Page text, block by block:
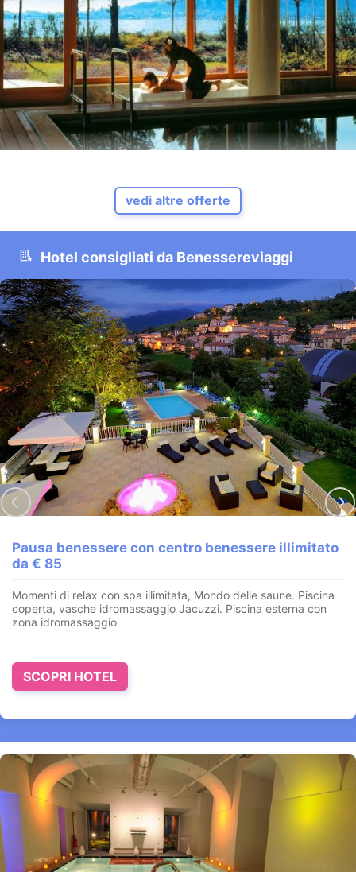
Sarnico - Lago d'Iseo - Bergamo - Lombardia
Vivere un momento romantico, ad un passo dal cielo, e godere
VEDI HOTEL
Dossobuono di Villafranca - Verona
pernottamento, camera, colazione,SPA ,degustazione di vini
presso i...
vedi altre offerte
Hotel consigliati da Benessereviaggi
Pausa benessere con centro benessere illimitato
da € 85
Momenti di relax con spa illimitata, Mondo delle saune. Piscina
coperta, vasche idromassaggio Jacuzzi. Piscina esterna con
zona idromassaggio
SCOPRI HOTEL